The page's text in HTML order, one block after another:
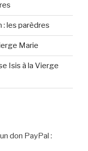
: les parèdres
Marie
Isis à la Vierge
don PayPal :